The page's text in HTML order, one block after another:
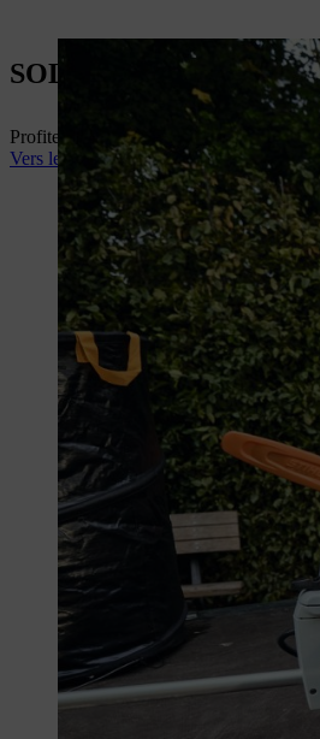
SOLUTIONS POUR
Profitez dès maintenant du savoir-faire
Vers les thèmes professionnels